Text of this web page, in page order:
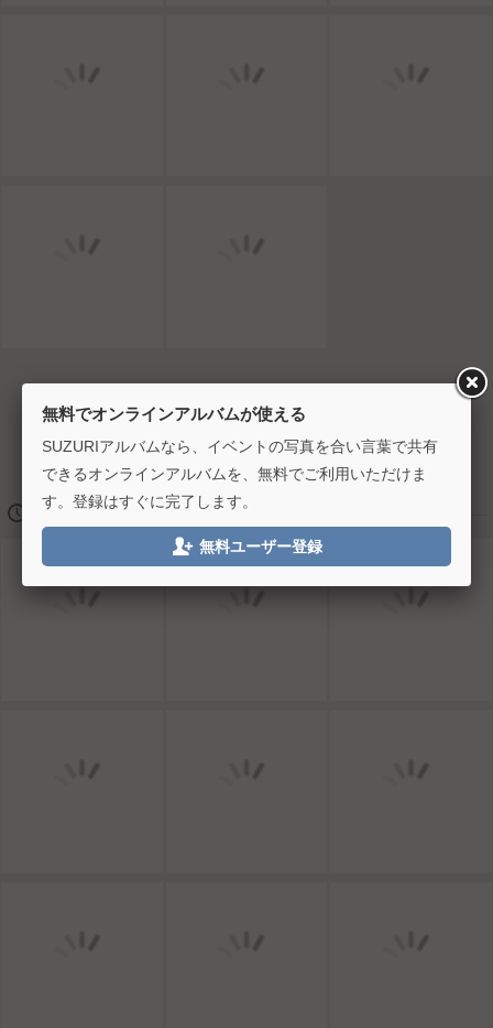
🕔 2018/11/18 10:00
無料でオンラインアルバムが使える
SUZURIアルバムなら、イベントの写真を合い言葉で共有
できるオンラインアルバムを、無料でご利用いただけま
す。登録はすぐに完了します。
 無料ユーザー登録